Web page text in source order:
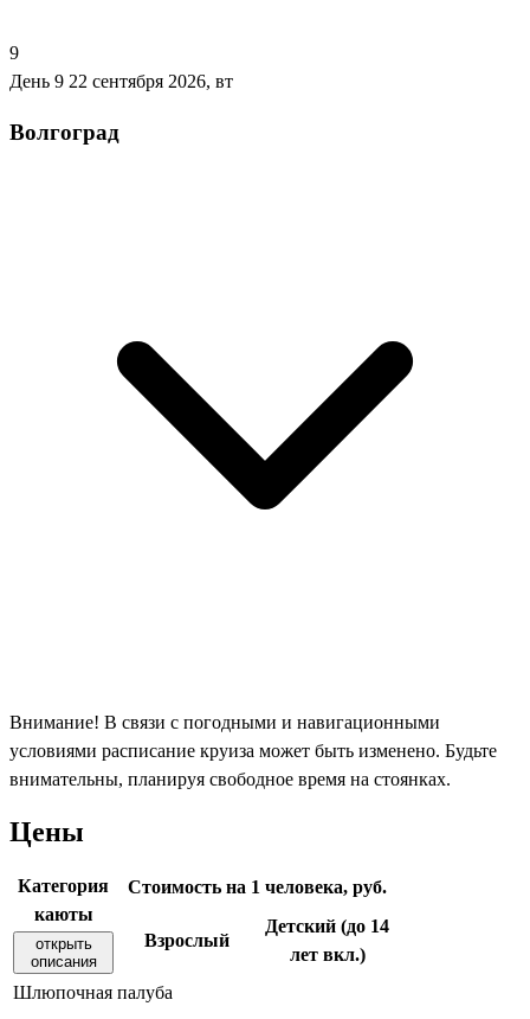
9
День 9 22 сентября 2026, вт
Волгоград
Внимание! В связи с погодными и навигационными
условиями расписание круиза может быть изменено. Будьте
внимательны, планируя свободное время на стоянках.
Цены
Категория
каюты
открыть
описания
Стоимость на 1 человека, руб.
Взрослый
Детский (до 14
лет вкл.)
Шлюпочная палуба